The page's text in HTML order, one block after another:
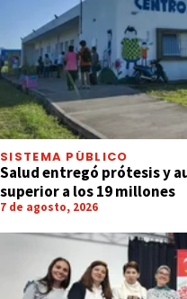
SISTEMA PÚBLICO
Salud entregó prótesis y
superior a los 19 millones
7 de agosto, 2026